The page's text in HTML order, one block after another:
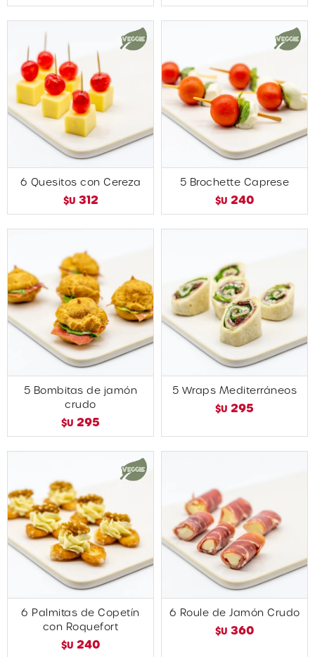
6 Quesitos con Cereza
$U 312
5 Brochette Caprese
$U 240
5 Bombitas de jamón
crudo
$U 295
5 Wraps Mediterráneos
$U 295
6 Palmitas de Copetín
con Roquefort
$U 240
6 Roule de Jamón Crudo
$U 360